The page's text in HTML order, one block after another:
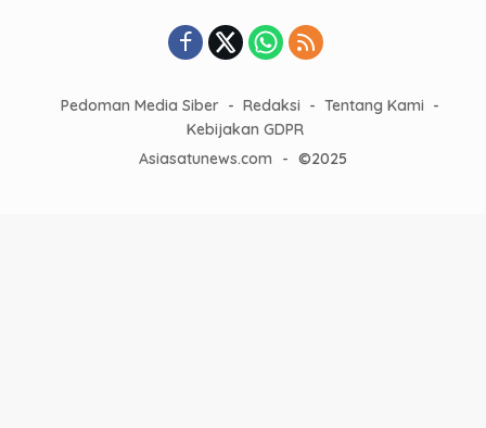
Pedoman Media Siber Redaksi
Tentang Kami
Kebijakan GDPR
Asiasatunews.com
- ©2025